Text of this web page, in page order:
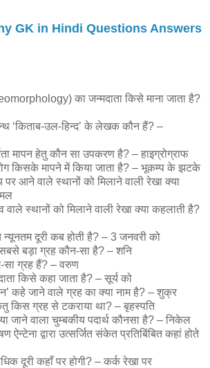
GK in Hindi Questions Answers
का जन्मदाता किसे माना जाता है?
‘किताब-उल-हिन्द’ के लेखक कौन हैं? –
मापन हेतु कौन सा उपकरण है? – हाइग्रोग्राफ
किसके मापने में किया जाता है? – भूकम्प के झटके
आने वाले स्थानों को मिलाने वाली रेखा क्या
स्थानों को मिलाने वाली रेखा क्या कहलाती है?
दूरी कब होती है? – 3 जनवरी को
बड़ा ग्रह कौन-सा है? – शनि
ग्रह हैं? – वरुण
किसे कहा जाता है? – सूर्य को
कहे जाने वाले ग्रह का क्या नाम है? – शुक्र
किस ग्रह से टकराया था? – बृहस्पति
जाने वाला चुम्बकीय पदार्थ कौनसा है? – निकेल
ऐन्टेना द्वारा उत्सर्जित संकेत प्रतिबिंबित कहां होते
दूरी कहाँ पर होगी? – कर्क रेखा पर